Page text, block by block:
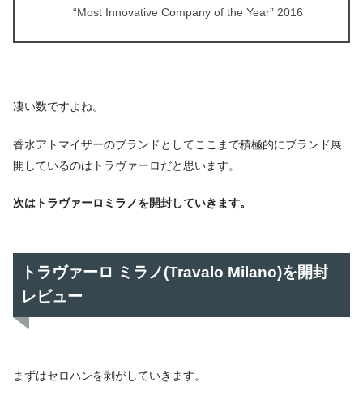
“Most Innovative Company of the Year” 2016
凄い数ですよね。
香水アトマイザーのブランドとしてここまで積極的にブランド展
開しているのはトラヴァーロだと思います。
次はトラヴァーロミラノを開封していきます。
トラヴァーロ ミラノ(Travalo Milano)を開封
レビュー
まずはセロハンを剥がしていきます。